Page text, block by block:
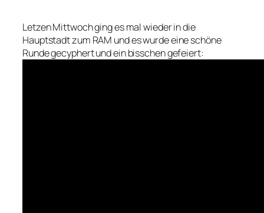
Letzen Mittwoch ging es mal wieder in die
Hauptstadt zum RAM und es wurde eine schöne
Runde gecyphert und ein bisschen gefeiert: